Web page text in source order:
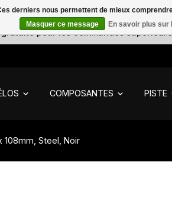
pour les commandes
COMPOSANTES PISTE
108mm, Steel, Noir
derniers nous permettent de mieux
Masquer ce message
En savoir plus sur